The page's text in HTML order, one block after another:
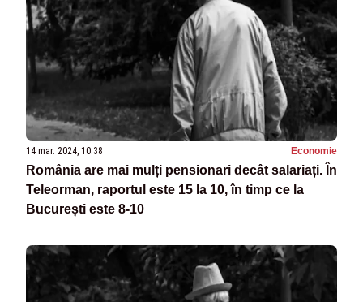
14 mar. 2024, 10:38 Economie
România are mai mulți pensionari decât salariați. În
Teleorman, raportul este 15 la 10, în timp ce la
București este 8-10